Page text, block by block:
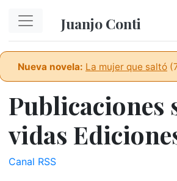
Juanjo Conti
Nueva novela: La mujer que saltó
Publicaciones
vidas
Canal RSS